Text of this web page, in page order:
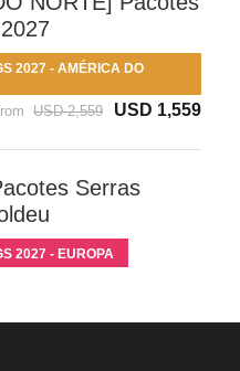
2027 - AMÉRICA DO
USD 2,559 USD 1,559
Serras
2027 - EUROPA